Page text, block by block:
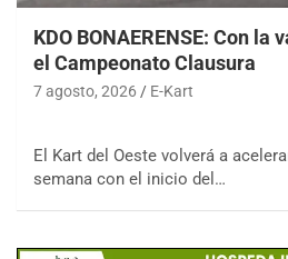
KDO BONAERENSE: Con la
el Campeonato Clausura
7 agosto, 2026 E-Kart
El Kart del Oeste volverá a
semana con el inicio del…